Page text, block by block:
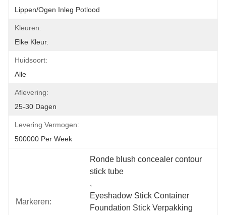
Lippen/ogen Inleg Potlood
Kleuren:
Elke Kleur.
Huidsoort:
Alle
Aflevering:
25-30 Dagen
Levering Vermogen:
500000 Per Week
Markeren:
Ronde blush concealer contour
stick tube
,
Eyeshadow Stick Container
Foundation Stick Verpakking